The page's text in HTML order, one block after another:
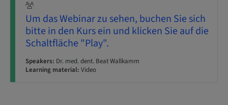
Um das Webinar zu sehen, buchen Sie sich
bitte in den Kurs ein und klicken Sie auf die
Schaltfläche "Play".
Speakers: Dr. med. dent. Beat Wallkamm
Learning material: Video